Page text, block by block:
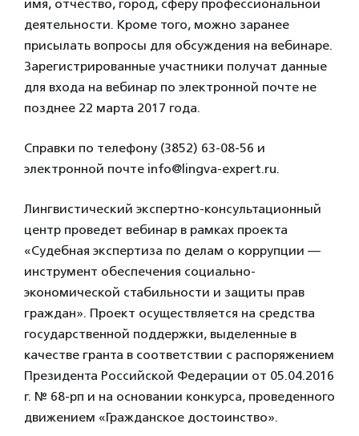
имя, отчество, город, сферу профессиональной
деятельности. Кроме того, можно заранее
присылать вопросы для обсуждения на вебинаре.
Зарегистрированные участники получат данные
для входа на вебинар по электронной почте не
позднее 22 марта 2017 года.
Справки по телефону (3852) 63-08-56 и
электронной почте info@lingva-expert.ru.
Лингвистический экспертно-консультационный
центр проведет вебинар в рамках проекта
«Судебная экспертиза по делам о коррупции —
инструмент обеспечения социально-
экономической стабильности и защиты прав
граждан». Проект осуществляется на средства
государственной поддержки, выделенные в
качестве гранта в соответствии с распоряжением
Президента Российской Федерации от 05.04.2016
г. № 68-рп и на основании конкурса, проведенного
движением «Гражданское достоинство».